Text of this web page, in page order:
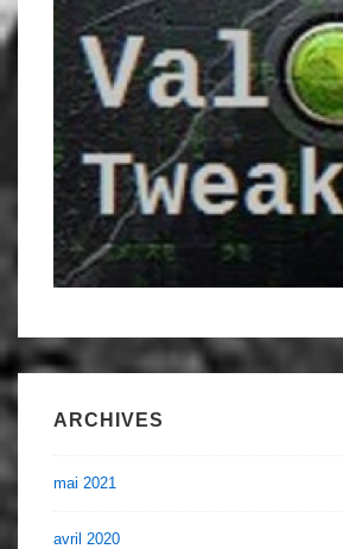
ARCHIVES
mai 2021
avril 2020